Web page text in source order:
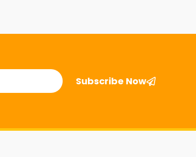
Subscribe Now